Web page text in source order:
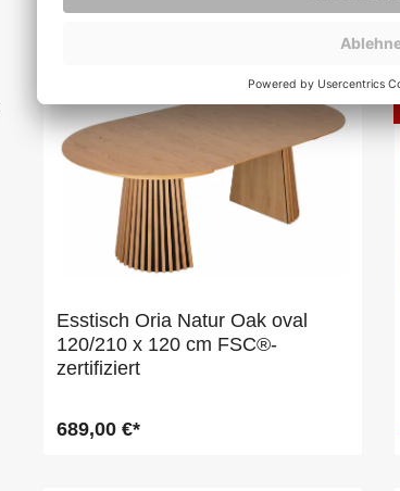
Esstisch Oria Natur Oak oval
120/210 x 120 cm FSC®-
zertifiziert
689,00 €*